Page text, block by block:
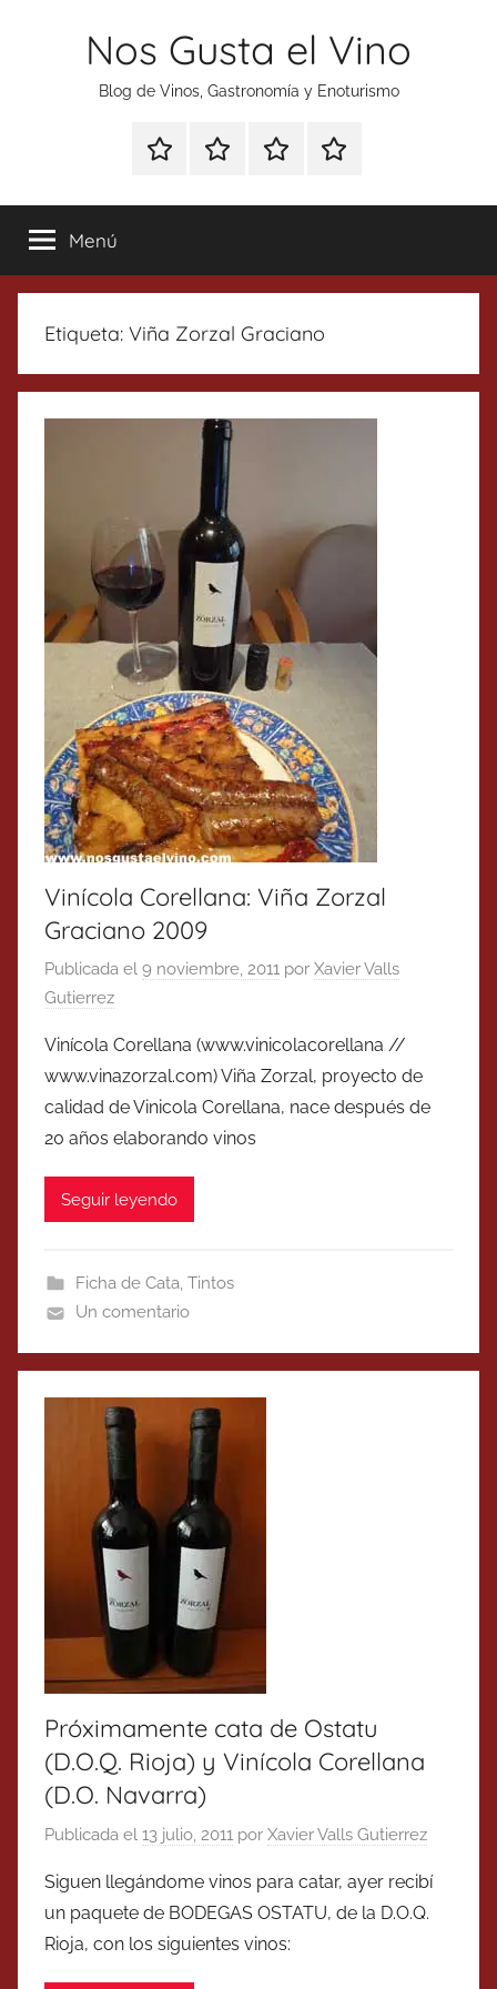
Nos Gusta el Vino
Blog de Vinos, Gastronomía y Enoturismo
Especial
Tonics
Enoturismo
Gastronomía
RankingContacto
Menú
Etiqueta: Viña Zorzal Graciano
Vinícola Corellana: Viña Zorzal
Graciano 2009
Publicada el 9 noviembre, 2011 por Xavier Valls
Gutierrez
Vinícola Corellana (www.vinicolacorellana //
www.vinazorzal.com) Viña Zorzal, proyecto de
calidad de Vinicola Corellana, nace después de
20 años elaborando vinos
Seguir leyendo
Ficha de Cata, Tintos
Un comentario
Próximamente cata de Ostatu
(D.O.Q. Rioja) y Vinícola Corellana
(D.O. Navarra)
Publicada el 13 julio, 2011 por Xavier Valls Gutierrez
Siguen llegándome vinos para catar, ayer recibí
un paquete de BODEGAS OSTATU, de la D.O.Q.
Rioja, con los siguientes vinos: